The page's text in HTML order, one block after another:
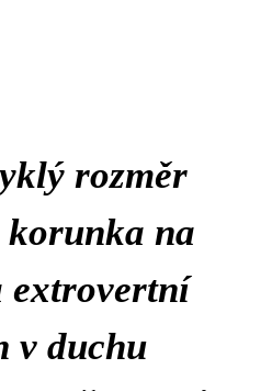
rozměr
korunka na
extrovertní
v duchu